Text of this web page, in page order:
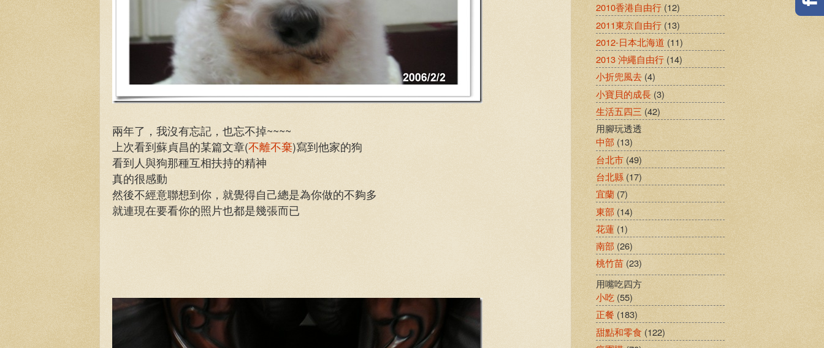
兩年了，我沒有忘記，也忘不掉~~~~
上次看到蘇貞昌的某篇文章(不離不棄)寫到他家的狗
看到人與狗那種互相扶持的精神
真的很感動
然後不經意聯想到你，就覺得自己總是為你做的不夠多
就連現在要看你的照片也都是幾張而已
2010香港自由行 (12)
2011東京自由行 (13)
2012-日本北海道 (11)
2013 沖繩自由行 (14)
小折兜風去 (4)
小寶貝的成長 (3)
生活五四三 (42)
用腳玩透透
中部 (13)
台北市 (49)
台北縣 (17)
宜蘭 (7)
東部 (14)
花蓮 (1)
南部 (26)
桃竹苗 (23)
用嘴吃四方
小吃 (55)
正餐 (183)
甜點和零食 (122)